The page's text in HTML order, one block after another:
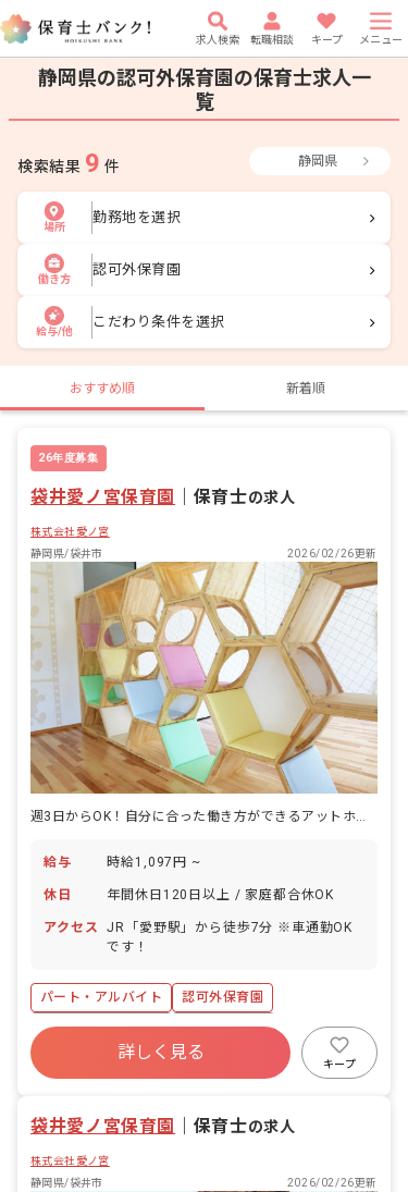
求人検索 転職相談 キープ メニュー
静岡県の認可外保育園の保育士求人一
覧
検索結果 9 件 静岡県
場所
勤務地を選択
働き方
認可外保育園
給与/他
こだわり条件を選択
おすすめ順 新着順
26年度募集
袋井愛ノ宮保育園 保育士の求人
株式会社愛ノ宮
静岡県/袋井市
2026/02/26更新
週3日からOK！自分に合った働き方ができるアットホームな保育園です
給与 時給1,097円 ~
休日 年間休日120日以上 / 家庭都合休OK
アクセス
JR「愛野駅」から徒歩7分 ※車通勤OK
です！
パート・アルバイト
認可外保育園
年間休日120日以上
社会保険完備
福利厚生充実
残業少なめ
詳しく見る
キープ
袋井愛ノ宮保育園 保育士の求人
株式会社愛ノ宮
静岡県/袋井市
2026/02/26更新